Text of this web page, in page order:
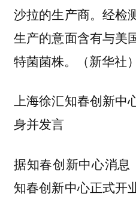
沙拉的生产商。经检
生产的意面含有与美
特菌菌株。（新华社）
上海徐汇知春创新中
身并发言
据知春创新中心消息
知春创新中心正式开